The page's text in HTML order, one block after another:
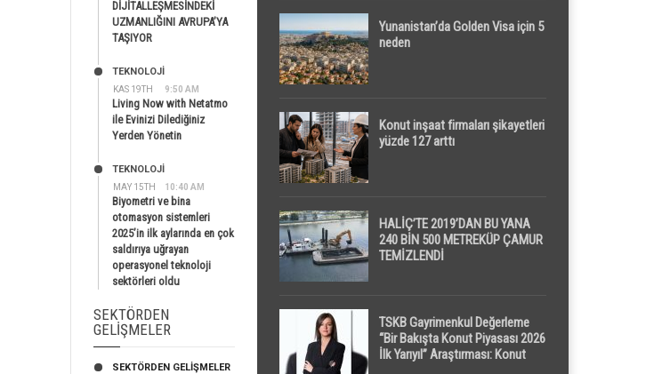
DİJİTALLEŞMESİNDEKİ
UZMANLIĞINI AVRUPA’YA
TAŞIYOR
KAS 19TH 9:50 AM
TEKNOLOJİ
Living Now with Netatmo
ile Evinizi Dilediğiniz
Yerden Yönetin
MAY 15TH 10:40 AM
TEKNOLOJİ
Biyometri ve bina
otomasyon sistemleri
2025’in ilk aylarında en çok
saldırıya uğrayan
operasyonel teknoloji
sektörleri oldu
SEKTÖRDEN
GELIŞMELER
SEKTÖRDEN GELIŞMELER
Yunanistan’da Golden Visa için 5
neden
Konut inşaat firmaları şikayetleri
yüzde 127 arttı
HALİÇ’TE 2019’DAN BU YANA
240 BİN 500 METREKÜP ÇAMUR
TEMİZLENDİ
TSKB Gayrimenkul Değerleme
“Bir Bakışta Konut Piyasası 2026
İlk Yarıyıl” Araştırması: Konut